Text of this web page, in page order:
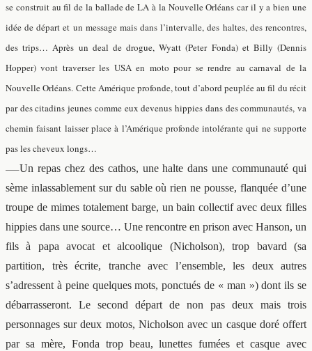
se construit au fil de la ballade de LA à la Nouvelle Orléans car il y a bien une
idée de départ et un message mais dans l’intervalle, des haltes, des rencontres,
des trips… Après un deal de drogue, Wyatt (Peter Fonda) et Billy (Dennis
Hopper) vont traverser les USA en moto pour se rendre au carnaval de la
Nouvelle Orléans. Cette Amérique profonde, tout d’abord peuplée au fil du récit
par des citadins jeunes comme eux devenus hippies dans des communautés, va
chemin faisant laisser place à l’Amérique profonde intolérante qui ne supporte
pas les cheveux longs…
—–Un repas chez des cathos, une halte dans une communauté qui
sème inlassablement sur du sable où rien ne pousse, flanquée d’une
troupe de mimes totalement barge, un bain collectif avec deux filles
hippies dans une source… Une rencontre en prison avec Hanson, un
fils à papa avocat et alcoolique (Nicholson), trop bavard (sa
partition, très écrite, tranche avec l’ensemble, les deux autres
s’adressent à peine quelques mots, ponctués de « man ») dont ils se
débarrasseront. Le second départ de non pas deux mais trois
personnages sur deux motos, Nicholson avec un casque doré offert
par sa mère, Fonda trop beau, lunettes fumées et casque avec